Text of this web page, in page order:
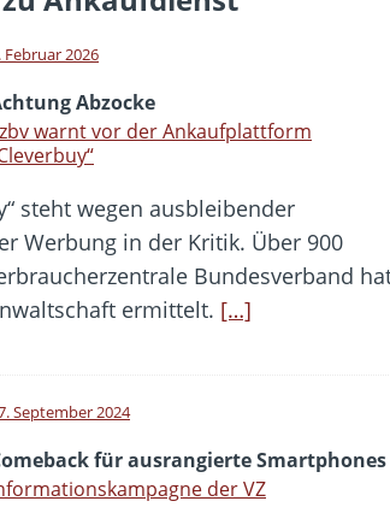
weltweit aktive Phishing-Plattform „Kratos“ –
der Verbraucher gestärkt – Gerichtsurteil zu Apple
Februar 2026
Abzocke
warnt vor der Ankaufplattform
steht wegen ausbleibender
Werbung in der Kritik. Über 900
Bundesverband
ermittelt. […]
September 2024
für ausrangierte Smartphones
der VZ